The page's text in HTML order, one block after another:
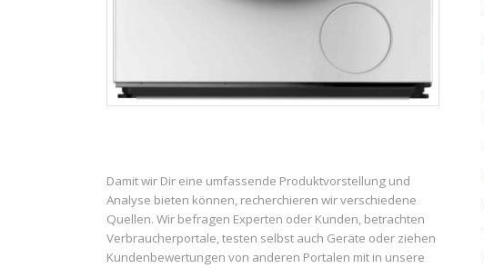
Damit wir Dir eine umfassende Produktvorstellung und
Analyse bieten können, recherchieren wir verschiedene
Quellen. Wir befragen Experten oder Kunden, betrachten
Verbraucherportale, testen selbst auch Geräte oder ziehen
Kundenbewertungen von anderen Portalen mit in unsere